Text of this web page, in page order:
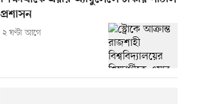
প্রশাসন
২ ঘণ্টা আগে